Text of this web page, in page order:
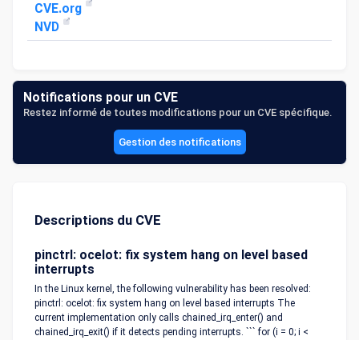
CVE.org
NVD
Notifications pour un CVE
Restez informé de toutes modifications pour un CVE spécifique.
Gestion des notifications
Descriptions du CVE
pinctrl: ocelot: fix system hang on level based
interrupts
In the Linux kernel, the following vulnerability has been resolved:
pinctrl: ocelot: fix system hang on level based interrupts The
current implementation only calls chained_irq_enter() and
chained_irq_exit() if it detects pending interrupts. ``` for (i = 0; i <